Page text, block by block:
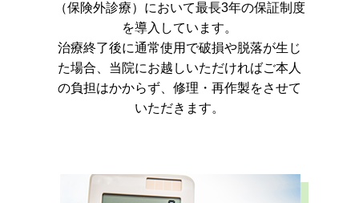
（保険外診療）において最長3年の保証制度
を導入しています。
治療終了後に通常使用で破損や脱落が生じ
た場合、当院にお越しいただければご本人
の負担はかからず、修理・再作製をさせて
いただきます。